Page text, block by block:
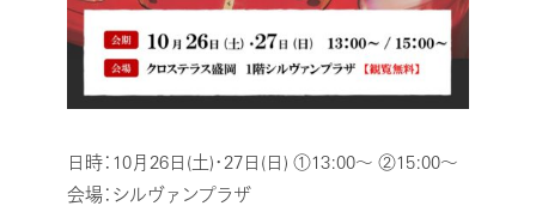
日時：10月26日(土)・27日(日) ①13:00～ ②15:00～
会場：シルヴァンプラザ